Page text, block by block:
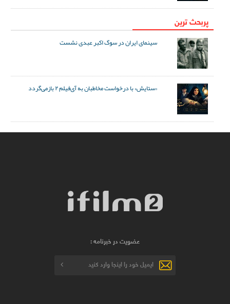
پربحث ترین
سینمای ایران در سوگ اکبر عبدی نشست
«ستایش» با درخواست مخاطبان به آی‌فیلم ۲ بازمی‌گردد
عضویت در خبرنامه :